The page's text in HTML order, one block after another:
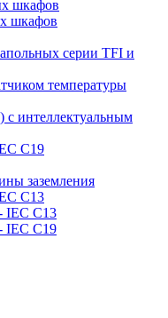
шкафов
шкафов
серии TFI и
температуры
с интеллектуальным
C19
заземления
C13
IEC C13
IEC C19